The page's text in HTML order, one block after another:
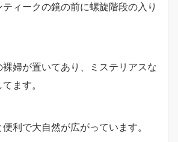
ティークの鏡の前に螺旋階段の入り
婦が置いてあり、ミステリアスな
ます。
利で大自然が広がっています。